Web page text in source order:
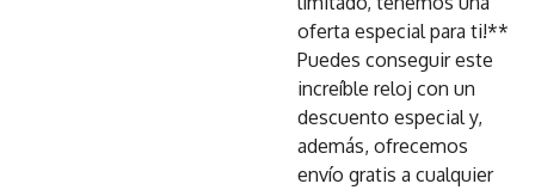
oferta especial para ti!**
Puedes conseguir este
increíble reloj con un
descuento especial y,
además, ofrecemos
envío gratis a cualquier